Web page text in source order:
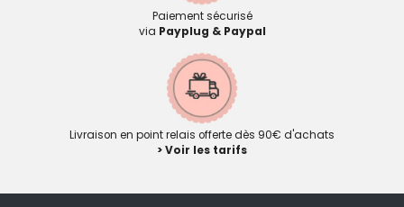
Paiement sécurisé
via Payplug & Paypal
Livraison en point relais offerte dès 90€ d'achats
> Voir les tarifs